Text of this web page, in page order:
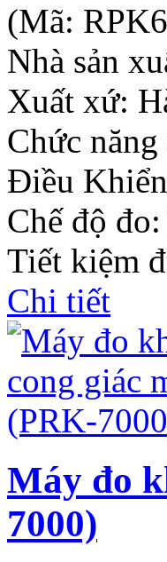
(Mã:
Nhà sản
Xuất xứ:
Chức
Điều
Chế độ
Tiết kiệm
Chi tiết
Máy đo
7000)